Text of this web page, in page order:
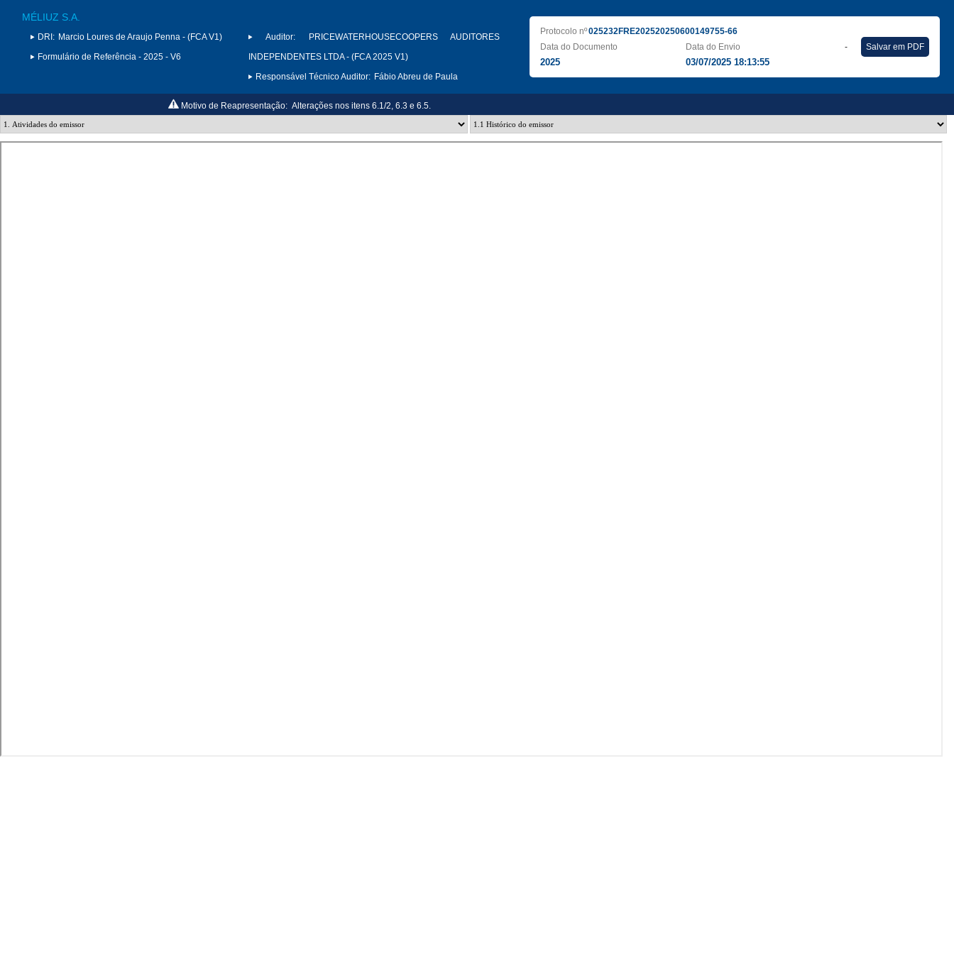
MÉLIUZ S.A.
DRI: Marcio Loures de Araujo Penna - (FCA V1)
Formulário de Referência - 2025 - V6
Auditor:
PRICEWATERHOUSECOOPERS AUDITORES
INDEPENDENTES LTDA - (FCA 2025 V1)
Responsável Técnico Auditor: Fábio Abreu de Paula
Protocolo nº025232FRE202520250600149755-66
Data do Documento
2025
Data do Envio
03/07/2025 18:13:55
- Salvar em PDF
Motivo de Reapresentação: Alterações nos itens 6.1/2, 6.3 e 6.5.